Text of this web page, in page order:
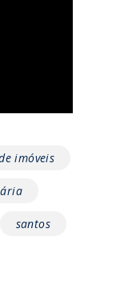
imóveis
santos